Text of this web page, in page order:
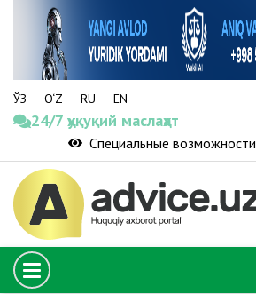
ЎЗ O‘Z RU EN
24/7 ҳуқуқий маслаҳат
Специальные возможности